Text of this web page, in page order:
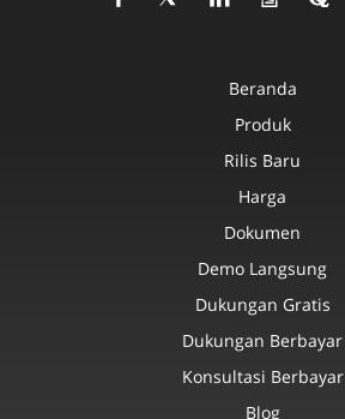
Beranda
Produk
Rilis Baru
Harga
Dokumen
Demo Langsung
Dukungan Gratis
Dukungan Berbayar
Konsultasi Berbayar
Blog